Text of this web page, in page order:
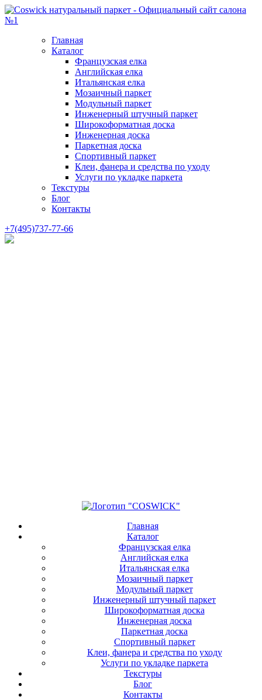
Главная
Каталог
Французская елка
Английская елка
Итальянская елка
Мозаичный паркет
Модульный паркет
Инженерный штучный паркет
Широкоформатная доска
Инженерная доска
Паркетная доска
Спортивный паркет
Клеи, фанера и средства по уходу
Услуги по укладке паркета
Текстуры
Блог
Контакты
+7(495)737-77-66
Главная
Каталог
Французская елка
Английская елка
Итальянская елка
Мозаичный паркет
Модульный паркет
Инженерный штучный паркет
Широкоформатная доска
Инженерная доска
Паркетная доска
Спортивный паркет
Клеи, фанера и средства по уходу
Услуги по укладке паркета
Текстуры
Блог
Контакты